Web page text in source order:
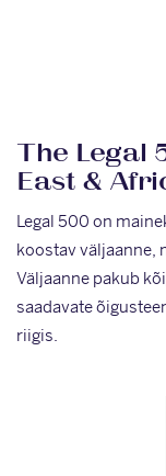
The Legal
East &
Legal 500 on
koostav väljaanne,
Väljaanne pakub
saadavate
riigis.